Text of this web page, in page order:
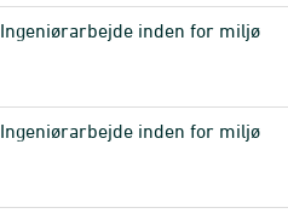
Ingeniørarbejde inden for miljø
Ingeniørarbejde inden for miljø